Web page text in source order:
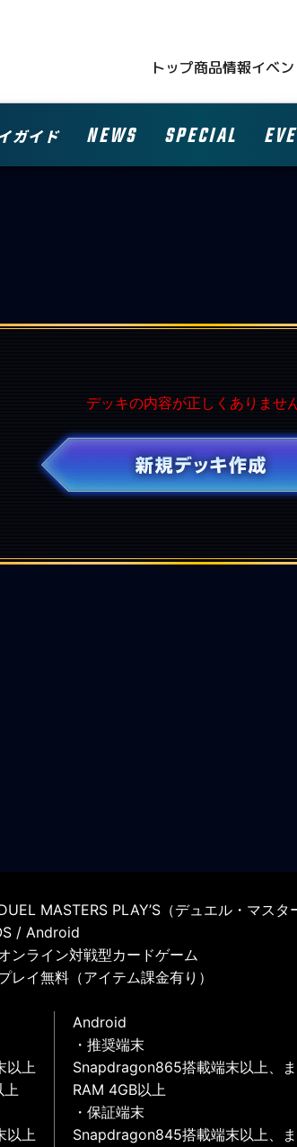
トップ商品情報イベ
ガイド NEWS SPECIAL
デッキの内容が正しくありません
MASTERS PLAY’S（デュエル・マスタ
/ Android
ンライン対戦型カードゲーム
レイ無料（アイテム課金有り）
以上
上
以上
Android
・推奨端末
Snapdragon865搭載端末以上、
RAM 4GB以上
・保証端末
Snapdragon845搭載端末以上、